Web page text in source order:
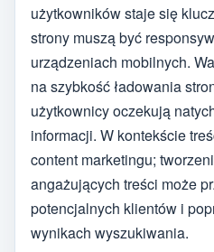
użytkowników staje się
strony muszą być
urządzeniach mobilnych.
na szybkość ładowania
użytkownicy oczekują
informacji. W kontekście
content marketingu;
angażujących treści może
potencjalnych klientów i
wynikach wyszukiwania.